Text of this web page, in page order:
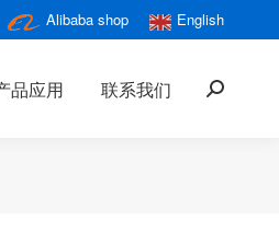
Alibaba shop English
品应用 联系我们
搜